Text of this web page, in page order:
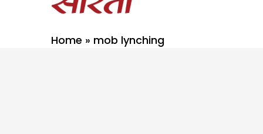
Home » mob lynching